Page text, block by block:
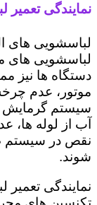
نمایندگی
لباسشویی های
لباسشویی های
دستگاه ها نیز
موتور، عدم
سیستم گرمایش
آب از لوله
نقص در سیستم
شوند.
نمایندگی تعمیر